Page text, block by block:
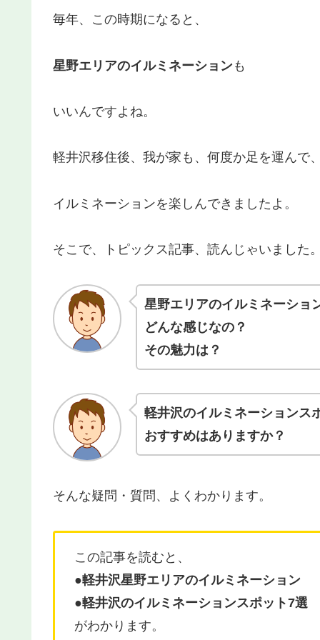
毎年、この時期になると、
星野エリアのイルミネーションも
いいんですよね。
軽井沢移住後、我が家も、何度か足を運んで、
イルミネーションを楽しんできましたよ。
そこで、トピックス記事、読んじゃいました。
星野エリアのイルミネーショ
どんな感じなの？
その魅力は？
軽井沢のイルミネーションス
おすすめはありますか？
そんな疑問・質問、よくわかります。
この記事を読むと、
●軽井沢星野エリアのイルミネーション
●軽井沢のイルミネーションスポット7選
がわかります。